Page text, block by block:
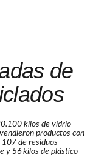
de
kilos de vidrio
productos con
de residuos
y 56 kilos de plástico